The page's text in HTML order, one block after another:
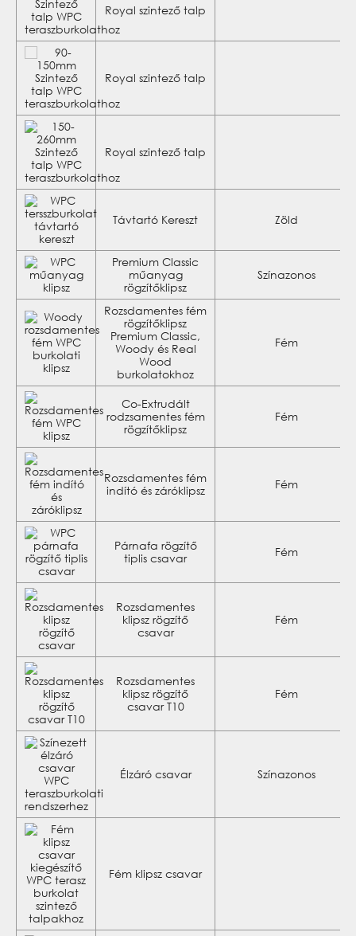
Royal szintező talp
Royal szintező talp
Royal szintező talp
Távtartó Kereszt Zöld
Premium Classic
műanyag
rögzítőklipsz
Színazonos
Rozsdamentes fém
rögzítőklipsz
Premium Classic,
Woody és Real
Wood
burkolatokhoz
Fém
Co-Extrudált
rodzsamentes fém
rögzítőklipsz
Fém
Rozsdamentes fém
indító és záróklipsz
Fém
Párnafa rögzítő
tiplis csavar
Fém
Rozsdamentes
klipsz rögzítő
csavar
Fém
Rozsdamentes
klipsz rögzítő
csavar T10
Fém
Élzáró csavar Színazonos
Fém klipsz csavar